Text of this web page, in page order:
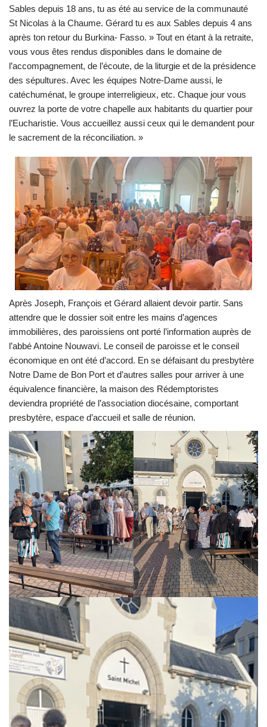
Sables depuis 18 ans, tu as été au service de la communauté
St Nicolas à la Chaume. Gérard tu es aux Sables depuis 4 ans
après ton retour du Burkina- Fasso. » Tout en étant à la retraite,
vous vous êtes rendus disponibles dans le domaine de
l’accompagnement, de l’écoute, de la liturgie et de la présidence
des sépultures. Avec les équipes Notre-Dame aussi, le
catéchuménat, le groupe interreligieux, etc. Chaque jour vous
ouvrez la porte de votre chapelle aux habitants du quartier pour
l’Eucharistie. Vous accueillez aussi ceux qui le demandent pour
le sacrement de la réconciliation. »
Après Joseph, François et Gérard allaient devoir partir. Sans
attendre que le dossier soit entre les mains d’agences
immobilières, des paroissiens ont porté l’information auprès de
l’abbé Antoine Nouwavi. Le conseil de paroisse et le conseil
économique en ont été d’accord. En se défaisant du presbytère
Notre Dame de Bon Port et d’autres salles pour arriver à une
équivalence financière, la maison des Rédemptoristes
deviendra propriété de l’association diocésaine, comportant
presbytère, espace d’accueil et salle de réunion.